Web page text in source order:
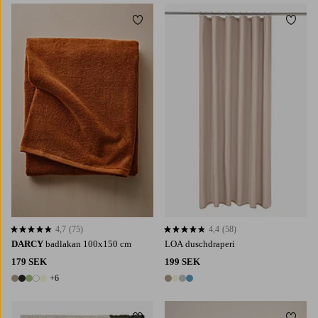
DARCY badlakan 100x150 cm
179 SEK
11 färger
+6
4,7 baserat på 75 st betyg
4,7 (75)
Lägg till i favoriter
LOA duschdraperi
199 SEK
4 färger
4,4 baserat på 58 st betyg
4,4 (58)
Lägg